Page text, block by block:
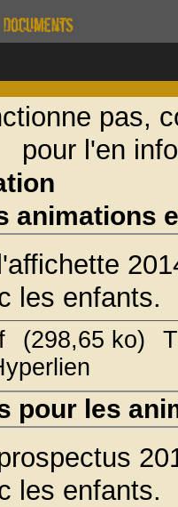
Documents
pas,
pour l'en
animations
les enfants.
(298,65 ko)
pour les
les enfants.